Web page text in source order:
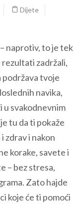
Dijete
naprotiv, to je tek
zadržali,
podržava tvoje
navika,
u svakodnevnim
je tu da ti pokaže
zdrav i nakon
korake, savete i
– bez stresa,
Zato hajde
koje će ti pomoći